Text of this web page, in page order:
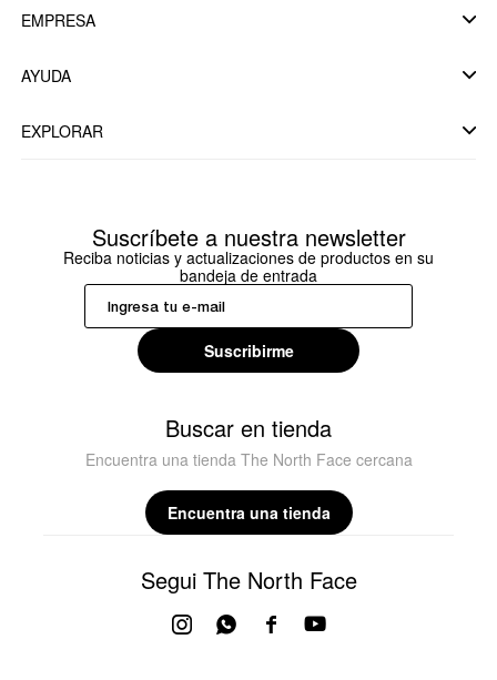
EMPRESA
AYUDA
EXPLORAR
Suscríbete a nuestra newsletter
Reciba noticias y actualizaciones de productos en su
bandeja de entrada
Suscribirme
Buscar en tienda
Encuentra una tienda The North Face cercana
Encuentra una tienda
Segui The North Face
 
 